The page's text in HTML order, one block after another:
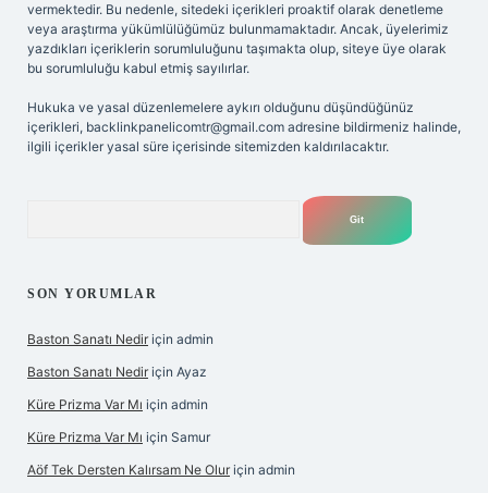
vermektedir. Bu nedenle, sitedeki içerikleri proaktif olarak denetleme
veya araştırma yükümlülüğümüz bulunmamaktadır. Ancak, üyelerimiz
yazdıkları içeriklerin sorumluluğunu taşımakta olup, siteye üye olarak
bu sorumluluğu kabul etmiş sayılırlar.
Hukuka ve yasal düzenlemelere aykırı olduğunu düşündüğünüz
içerikleri, backlinkpanelicomtr@gmail.com adresine bildirmeniz halinde,
ilgili içerikler yasal süre içerisinde sitemizden kaldırılacaktır.
SON YORUMLAR
Baston Sanatı Nedir için admin
Baston Sanatı Nedir için Ayaz
Küre Prizma Var Mı için admin
Küre Prizma Var Mı için Samur
Aöf Tek Dersten Kalırsam Ne Olur için admin